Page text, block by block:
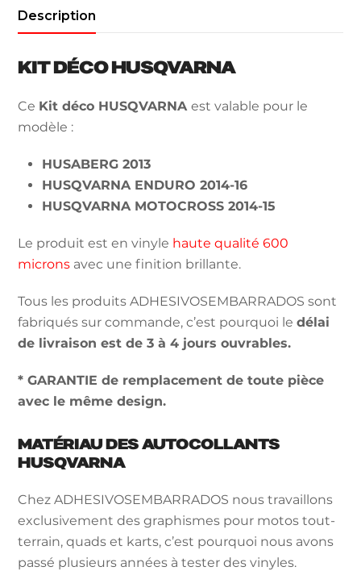
Description
KIT DÉCO HUSQVARNA
Ce Kit déco HUSQVARNAest valable pour le
modèle :
HUSABERG 2013
HUSQVARNA ENDURO 2014-16
HUSQVARNA MOTOCROSS 2014-15
Le produit est en vinyle haute qualité 600
microns avec une finition brillante.
Tous les produits ADHESIVOSEMBARRADOS sont
fabriqués sur commande, c’est pourquoi ledélai
de livraison est de 3 à 4 jours ouvrables.
* GARANTIE de remplacement de toute pièce
avec le même design.
MATÉRIAU DES AUTOCOLLANTS
HUSQVARNA
Chez ADHESIVOSEMBARRADOS nous travaillons
exclusivement des graphismes pour motos tout-
terrain, quads et karts, c’est pourquoi nous avons
passé plusieurs années à tester des vinyles.